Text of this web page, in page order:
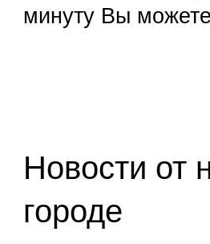
минуту Вы
Новости от
городе